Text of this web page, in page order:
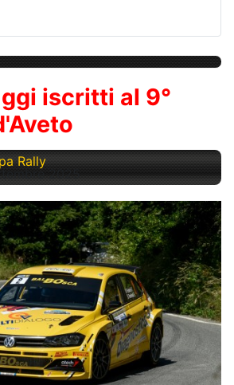
iscritti al 9°
Rally
2025